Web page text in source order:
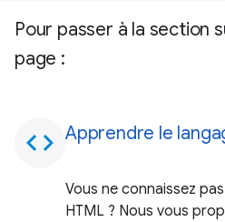
Pour passer à la section
page :
code Apprendre le
Vous ne connaissez
HTML ? Nous vous